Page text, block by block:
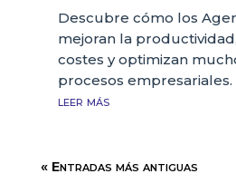
Descubre cómo los
mejoran la
costes y optimizan
procesos empresariales.
leer más
« Entradas más antiguas